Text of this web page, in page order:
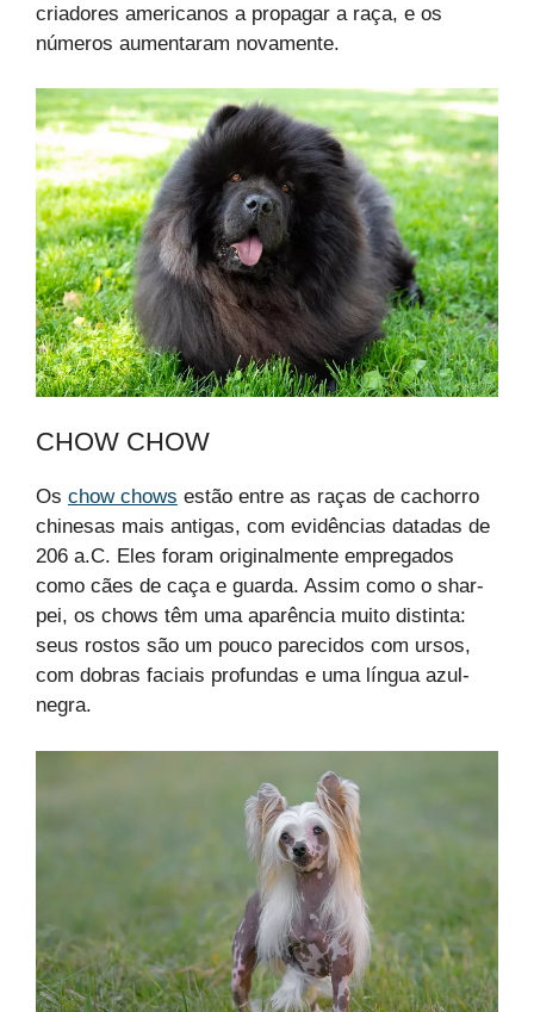
criadores americanos a propagar a raça, e os
números aumentaram novamente.
CHOW CHOW
Os chow chows estão entre as raças de cachorro
chinesas mais antigas, com evidências datadas de
206 a.C. Eles foram originalmente empregados
como cães de caça e guarda. Assim como o shar-
pei, os chows têm uma aparência muito distinta:
seus rostos são um pouco parecidos com ursos,
com dobras faciais profundas e uma língua azul-
negra.